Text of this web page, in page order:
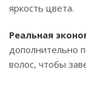
яркость цвета.
Реальная
дополнительно
волос, чтобы